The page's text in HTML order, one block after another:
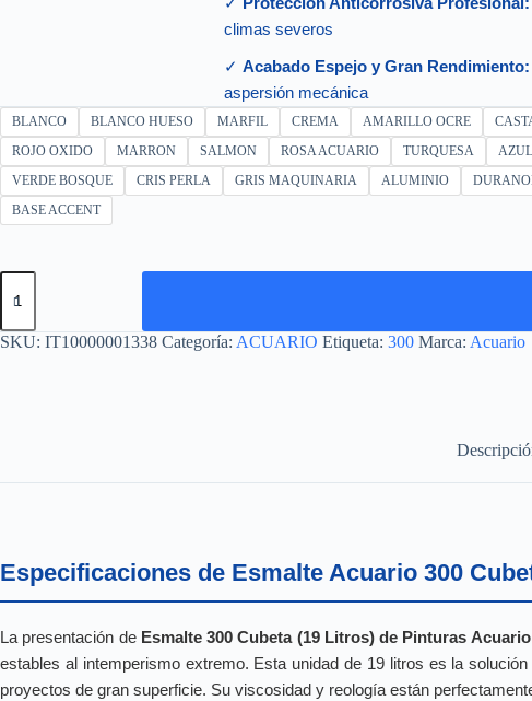
climas severos
✓ Acabado Espejo y Gran Rendimiento:
aspersión mecánica
BLANCO BLANCO HUESO MARFIL CREMA AMARILLO OCRE
ROJO OXIDO
MARRON SALMON ROSA ACUARIO TURQUESA
VERDE BOSQUE
CRIS PERLA GRIS MAQUINARIA ALUMINIO
BASE ACCENT
ESMALTE
300
19L
cantidad
SKU: IT10000001338 Categoría: ACUARIO Etiqueta: 300 Marca: Acuario
Especificaciones de Esmalte Acuario 300
La presentación de Esmalte 300 Cubeta (19 Litros) de Pinturas Acuario
estables al intemperismo extremo. Esta unidad de 19 litros es la
proyectos de gran superficie. Su viscosidad y reología están